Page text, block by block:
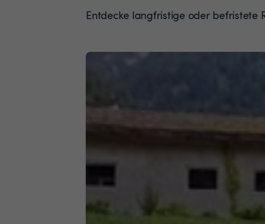
Entdecke langfristige oder befristete